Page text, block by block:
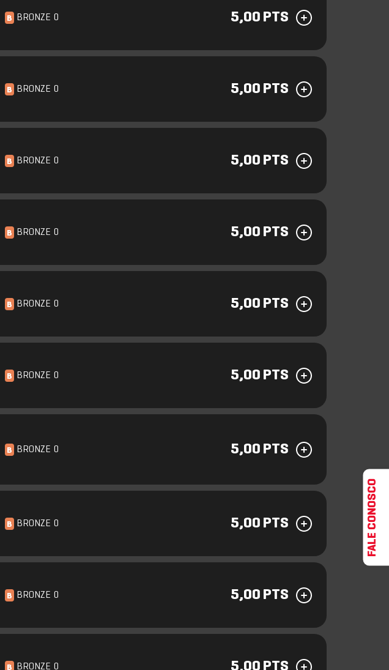
B BRONZE 0 5,00 PTS
B BRONZE 0 5,00 PTS
B BRONZE 0 5,00 PTS
B BRONZE 0 5,00 PTS
B BRONZE 0 5,00 PTS
B BRONZE 0 5,00 PTS
B BRONZE 0 5,00 PTS
B BRONZE 0 5,00 PTS
B BRONZE 0 5,00 PTS
B BRONZE 0 5,00 PTS
FALE CONOSCO